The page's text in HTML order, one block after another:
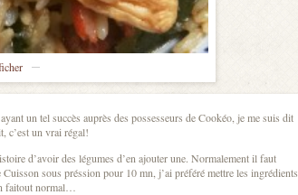
un tel succès auprès des possesseurs de Cookéo, je me suis dit
c’est un vrai régal!
d’avoir des légumes d’en ajouter une. Normalement il faut
sous préssion pour 10 mn, j’ai préféré mettre les ingrédients
faitout normal…